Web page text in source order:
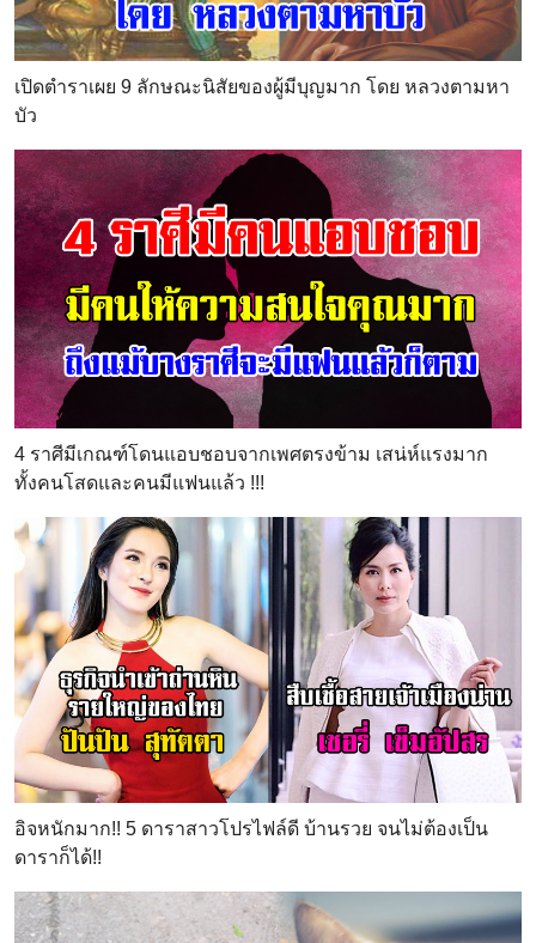
เปิดตำราเผย 9 ลักษณะนิสัยของผู้มีบุญมาก โดย หลวงตามหา
บัว
4 ราศีมีเกณฑ์โดนแอบชอบจากเพศตรงข้าม เสน่ห์แรงมาก
ทั้งคนโสดและคนมีแฟนแล้ว !!!
อิจหนักมาก!! 5 ดาราสาวโปรไฟล์ดี บ้านรวย จนไม่ต้องเป็น
ดาราก็ได้!!